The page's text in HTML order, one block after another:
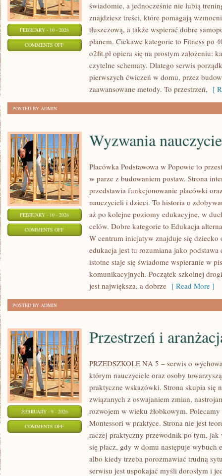
FEBRUARY - 10 - 2026
COMMENTS OFFON
FUNKCJONALNY
świadomie, a jednocześnie nie lubią
znajdziesz treści, które pomagają
tłuszczową, a także wspierać dobre
planem. Ciekawe kategorie to Fitness po
o2fit.pl opiera się na prostym założeniu:
czytelne schematy. Dlatego serwis
pierwszych ćwiczeń w domu, przez
zaawansowane metody. To przestrzeń, [
POSTED BY ADMIN
FEBRUARY - 10 - 2026
COMMENTS OFFON
NAUCZYCIELI
Wyzwania
Placówka Podstawowa w Popowie to
w parze z budowaniem postaw. Strona
przedstawia funkcjonowanie placówki
nauczycieli i dzieci. To historia o
aż po kolejne poziomy edukacyjne, w
celów. Dobre kategorie to Edukacja
W centrum inicjatyw znajduje się dziecko
edukacja jest tu rozumiana jako
istotne staje się świadome wspieranie w
komunikacyjnych. Początek szkolnej
jest największa, a dobrze [ Read More ]
POSTED BY ADMIN
FEBRUARY - 9 - 2026
COMMENTS OFFON
PRZESTRZEŃ
ARANŻACJA
Przestrzeń i
PRZEDSZKOLE NA 5 – serwis o
którym nauczyciele oraz osoby
praktyczne wskazówki. Strona skupia się
związanych z oswajaniem zmian,
rozwojem w wieku żłobkowym.
Montessori w praktyce. Strona nie jest
raczej praktyczny przewodnik po tym,
się płacz, gdy w domu następuje wybuch
albo kiedy trzeba porozmawiać trudną
serwisu jest uspokajać myśli dorosłym i